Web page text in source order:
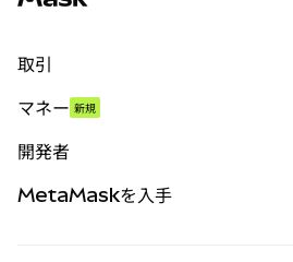
取引
パーペチュアル
RWA
マネー 新規
開発者
MetaMaskを入手